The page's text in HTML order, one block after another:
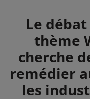
Summary
Le
thème
cherche
remédier
les